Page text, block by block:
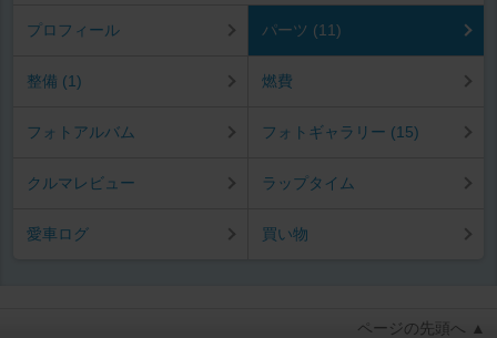
プロフィール パーツ (11)
整備 (1) 燃費
フォトアルバム フォトギャラリー (15)
クルマレビュー ラップタイム
愛車ログ 買い物
ページの先頭へ ▲